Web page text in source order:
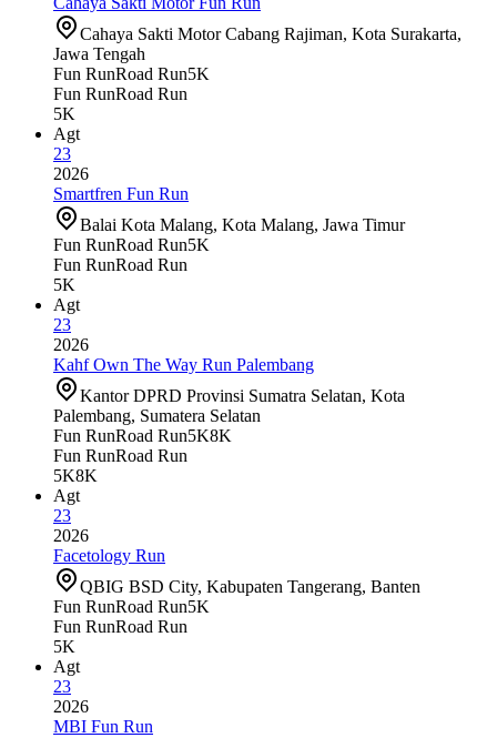
Cahaya Sakti Motor Cabang Rajiman, Kota Surakarta,
Jawa Tengah
Fun RunRoad Run5K
Fun RunRoad Run
5K
Agt
23
2026
Smartfren Fun Run
Balai Kota Malang, Kota Malang, Jawa Timur
Fun RunRoad Run5K
Fun RunRoad Run
5K
Agt
23
2026
Kahf Own The Way Run Palembang
Kantor DPRD Provinsi Sumatra Selatan, Kota
Palembang, Sumatera Selatan
Fun RunRoad Run5K8K
Fun RunRoad Run
5K8K
Agt
23
2026
Facetology Run
QBIG BSD City, Kabupaten Tangerang, Banten
Fun RunRoad Run5K
Fun RunRoad Run
5K
Agt
23
2026
MBI Fun Run